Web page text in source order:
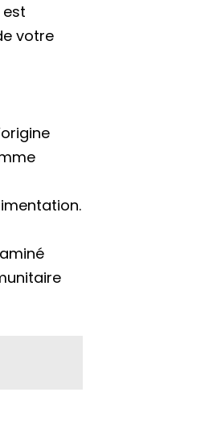
votre